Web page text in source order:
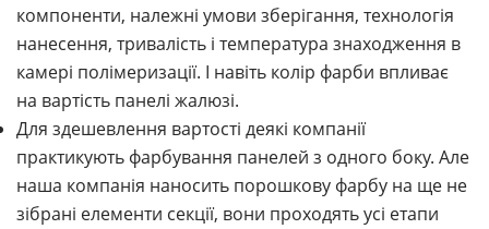
компоненти, належні умови зберігання, технологія
нанесення, тривалість і температура знаходження в
камері полімеризації. І навіть колір фарби впливає
на вартість панелі жалюзі.
Для здешевлення вартості деякі компанії
практикують фарбування панелей з одного боку. Але
наша компанія наносить порошкову фарбу на ще не
зібрані елементи секції, вони проходять усі етапи